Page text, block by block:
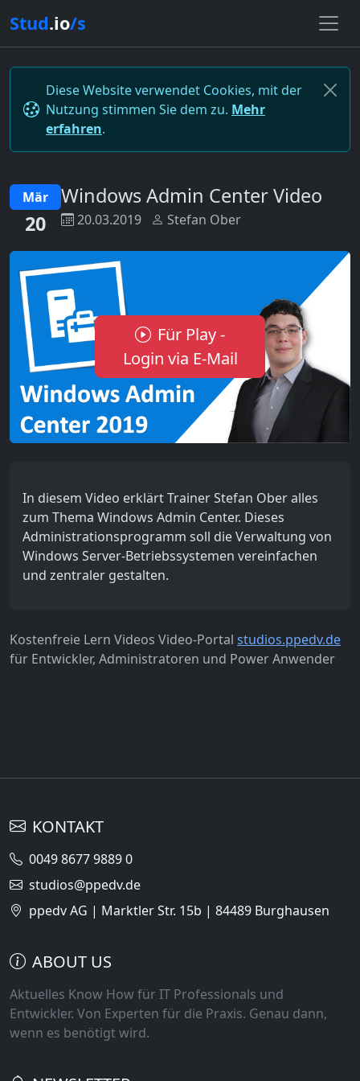
Stud.io/s
Diese Website verwendet Cookies, mit der
Nutzung stimmen Sie dem zu. Mehr
erfahren.
Mär
20
Windows Admin Center Video
20.03.2019 Stefan Ober
Für Play -
Login via E-Mail
In diesem Video erklärt Trainer Stefan Ober alles
zum Thema Windows Admin Center. Dieses
Administrationsprogramm soll die Verwaltung von
Windows Server-Betriebssystemen vereinfachen
und zentraler gestalten.
Kostenfreie Lern Videos Video-Portal studios.ppedv.de
für Entwickler, Administratoren und Power Anwender
KONTAKT
0049 8677 9889 0
studios@ppedv.de
ppedv AG | Marktler Str. 15b | 84489 Burghausen
ABOUT US
Aktuelles Know How für IT Professionals und
Entwickler. Von Experten für die Praxis. Genau dann,
wenn es benötigt wird.